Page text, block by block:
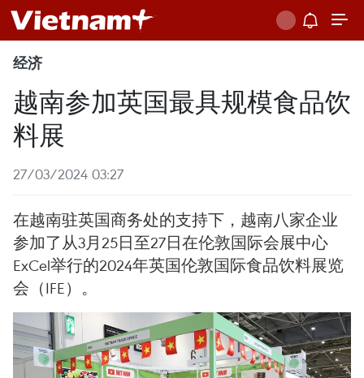
经济
越南参加英国最具规模食品饮
料展
27/03/2024 03:27
在越南驻英国商务处的支持下，越南八家企业
参加了从3月25日至27日在伦敦国际会展中心
ExCel举行的2024年英国伦敦国际食品饮料展览
会（IFE）。